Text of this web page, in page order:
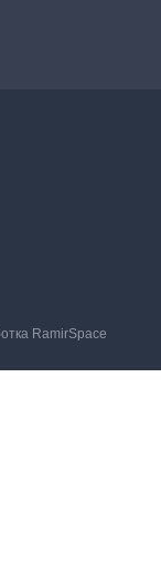
RamirSpace